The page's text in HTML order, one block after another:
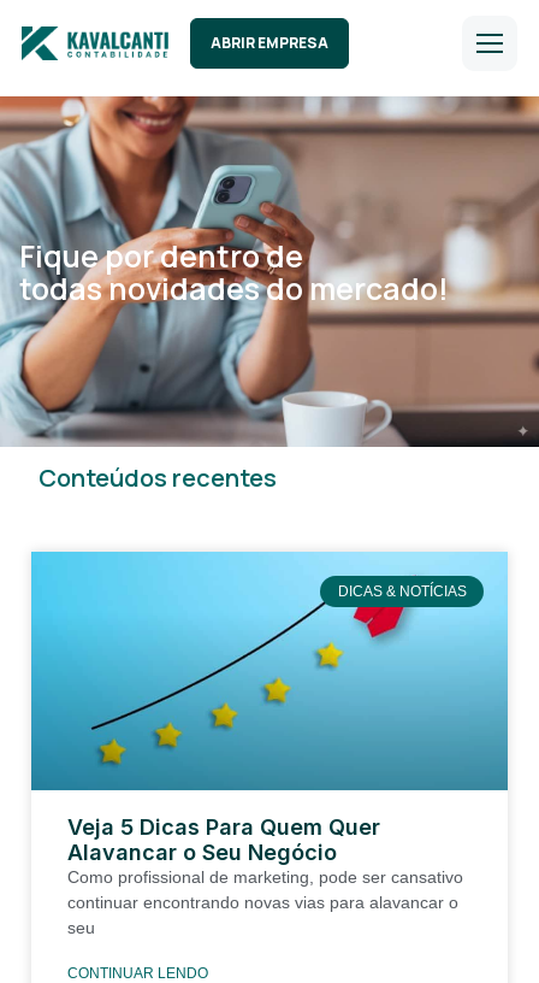
ABRIR EMPRESA
Fique por dentro de
todas novidades do mercado!
Conteúdos recentes
DICAS & NOTÍCIAS
Veja 5 Dicas Para Quem Quer
Alavancar o Seu Negócio
Como profissional de marketing, pode ser cansativo
continuar encontrando novas vias para alavancar o
seu
CONTINUAR LENDO